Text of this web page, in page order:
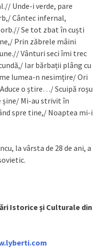
Unde-i verde, pare
Cântec infernal,
Se tot zbat în cuști
Prin zăbrele mâini
Vânturi seci îmi trec
Iar bărbații plâng cu
lumea-n nesimțire/ Ori
o știre…/ Scuipă roșu
Mi-au strivit în
spre tine,/ Noaptea mi-i
la vârsta de 28 de ani, a
Istorice și Culturale din